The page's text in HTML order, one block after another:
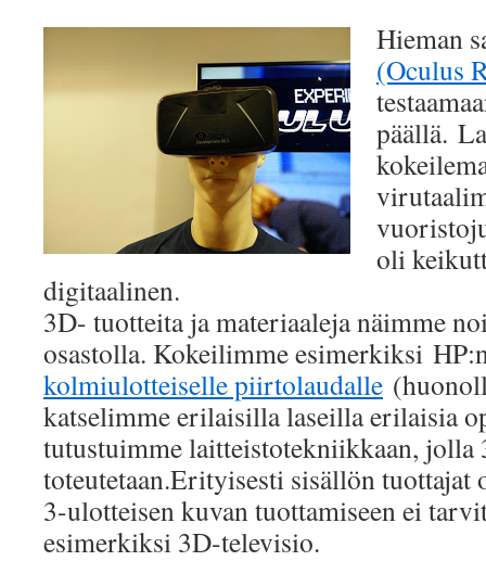
Hieman
(Oculus
päällä.
oli
digitaalinen.
3D- tuotteita ja materiaaleja näimme
osastolla. Kokeilimme esimerkiksi
kolmiulotteiselle piirtolaudalle
katselimme erilaisilla laseilla erilaisia
tutustuimme laitteistotekniikkaan, jolla
toteutetaan.Erityisesti sisällön tuottajat
3-ulotteisen kuvan tuottamiseen ei
esimerkiksi 3D-televisio.